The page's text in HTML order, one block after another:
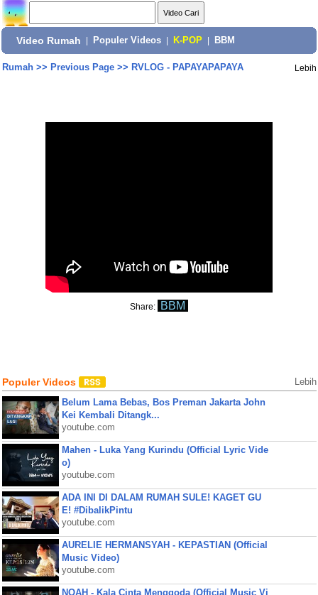
Video Rumah Populer Videos K-POP BBM
Rumah>> Previous Page>> RVLOG - PAPAYAPAPAYA Lebih
Share: BBM
Populer Videos Lebih
Belum Lama Bebas, Bos Preman Jakarta John
Kei Kembali Ditangk...
youtube.com
Mahen - Luka Yang Kurindu (Official Lyric Vide
o)
youtube.com
ADA INI DI DALAM RUMAH SULE! KAGET GU
E! #DibalikPintu
youtube.com
AURELIE HERMANSYAH - KEPASTIAN (Official
Music Video)
youtube.com
NOAH - Kala Cinta Menggoda (Official Music Vi